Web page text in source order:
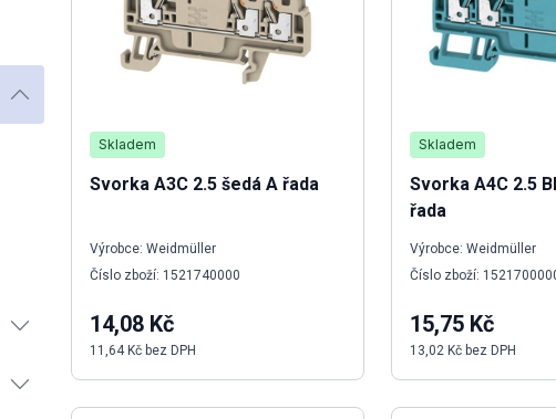
Skladem
Svorka A3C 2.5 šedá A řada
Výrobce: Weidmüller
Číslo zboží: 1521740000
14,08 Kč
11,64 Kč bez DPH
Skladem
Svorka A4C 2.5
řada
Výrobce: Weidmüller
Číslo zboží:
15,75 Kč
13,02 Kč bez DPH